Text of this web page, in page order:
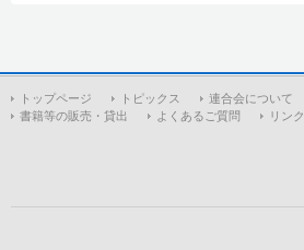
トップページ トピックス 連合会について
書籍等の販売・貸出
よくあるご質問 リンク